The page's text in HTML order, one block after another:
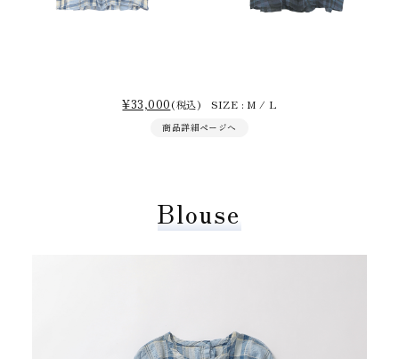
¥33,000(税込) SIZE : M / L
商品詳細ページへ
Blouse